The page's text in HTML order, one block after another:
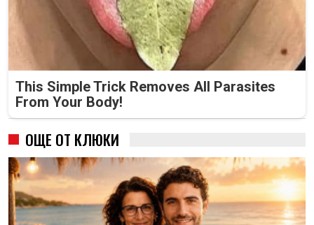
This Simple Trick Removes All Parasites
From Your Body!
ОЩЕ ОТ КЛЮКИ